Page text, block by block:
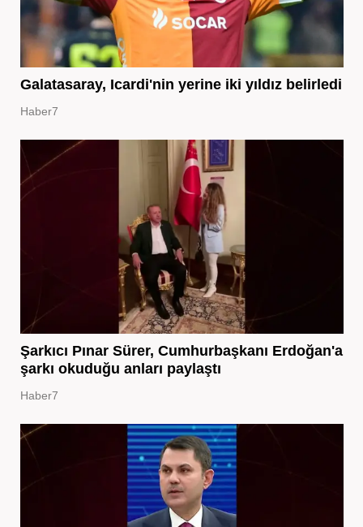
Galatasaray, Icardi'nin yerine iki yıldız belirledi
Haber7
Şarkıcı Pınar Sürer, Cumhurbaşkanı Erdoğan'a
şarkı okuduğu anları paylaştı
Haber7